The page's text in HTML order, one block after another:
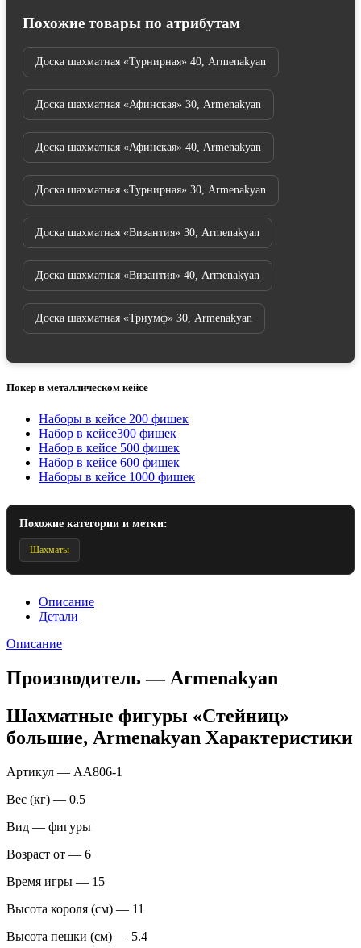
Похожие товары по атрибутам
Доска шахматная «Турнирная» 40, Armenakyan
Доска шахматная «Афинская» 30, Armenakyan
Доска шахматная «Афинская» 40, Armenakyan
Доска шахматная «Турнирная» 30, Armenakyan
Доска шахматная «Византия» 30, Armenakyan
Доска шахматная «Византия» 40, Armenakyan
Доска шахматная «Триумф» 30, Armenakyan
Покер в металлическом кейсе
Наборы в кейсе 200 фишек
Набор в кейсе300 фишек
Набор в кейсе 500 фишек
Набор в кейсе 600 фишек
Наборы в кейсе 1000 фишек
Похожие категории и метки:
Шахматы
Описание
Детали
Описание
Производитель — Armenakyan
Шахматные фигуры «Стейниц»
большие, Armenakyan Характеристики
Артикул — AA806-1
Вес (кг) — 0.5
Вид — фигуры
Возраст от — 6
Время игры — 15
Высота короля (см) — 11
Высота пешки (см) — 5.4